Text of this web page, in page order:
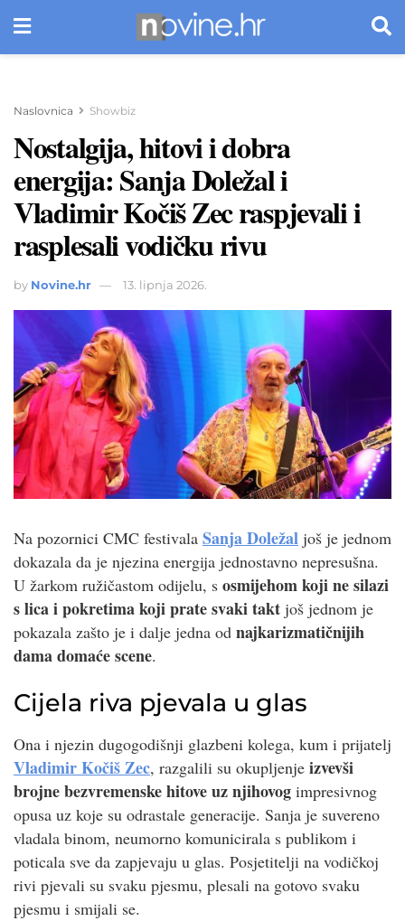
Naslovnica Showbiz
Nostalgija, hitovi i dobra
energija: Sanja Doležal i
Vladimir Kočiš Zec raspjevali i
rasplesali vodičku rivu
by Novine.hr 13. lipnja 2026.
Na pozornici CMC festivala Sanja Doležal još je jednom
dokazala da je njezina energija jednostavno nepresušna.
U žarkom ružičastom odijelu, s osmijehom koji ne silazi
s lica i pokretima koji prate svaki takt još jednom je
pokazala zašto je i dalje jedna od najkarizmatičnijih
dama domaće scene.
Cijela riva pjevala u glas
Ona i njezin dugogodišnji glazbeni kolega, kum i prijatelj
Vladimir Kočiš Zec, razgalili su okupljenje izvevši
brojne bezvremenske hitove uz njihovog impresivnog
opusa uz koje su odrastale generacije. Sanja je suvereno
vladala binom, neumorno komunicirala s publikom i
poticala sve da zapjevaju u glas. Posjetitelji na vodičkoj
rivi pjevali su svaku pjesmu, plesali na gotovo svaku
pjesmu i smijali se.